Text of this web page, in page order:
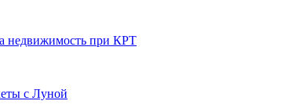
недвижимость при КРТ
с Луной